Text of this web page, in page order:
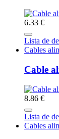
6.33 €
Lista de
Cables
Cable
8.86 €
Lista de
Cables